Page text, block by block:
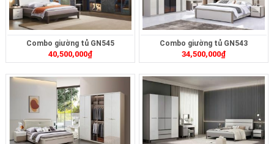
Combo giường tủ GN545
40,500,000₫
Combo giường tủ GN543
34,500,000₫